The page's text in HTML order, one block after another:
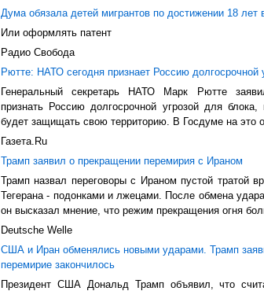
Дума обязала детей мигрантов по достижении 18 лет
Или оформлять патент
Радио Свобода
Рютте: НАТО сегодня признает Россию долгосрочной
Генеральный секретарь НАТО Марк Рютте
признать Россию долгосрочной угрозой для
будет защищать свою территорию. В Госдуме на это
Газета.Ru
Трамп заявил о прекращении перемирия с Ираном
Трамп назвал переговоры с Ираном пустой тратой
Тегерана - подонками и лжецами. После обмена
он высказал мнение, что режим прекращения огня
Deutsche Welle
США и Иран обменялись новыми ударами. Трамп
перемирие закончилось
Президент США Дональд Трамп объявил, что